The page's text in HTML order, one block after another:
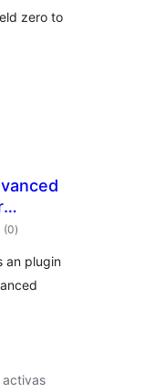
zero to
(0total
de
)
an plugin
activas